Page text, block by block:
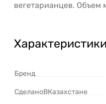
вегетарианцев. Объем
Характеристики
Бренд
СделаноВКазахстане